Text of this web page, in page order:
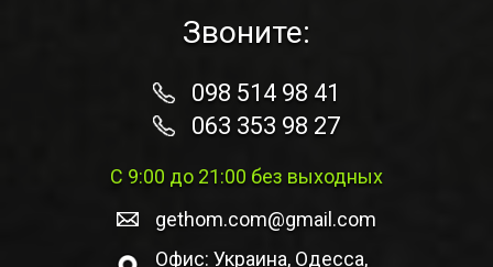
Звоните:
098 514 98 41
063 353 98 27
С 9:00 до 21:00 без выходных
gethom.com@gmail.com
Офис: Украина, Одесса,